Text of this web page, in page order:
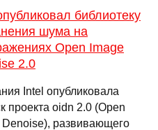
библиотеку
шума на
Open Image
2.0
Intel опубликовала
проекта oidn 2.0 (Open
Denoise), развивающего